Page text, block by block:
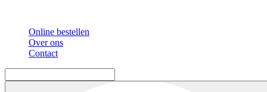
Online bestellen
Over ons
Contact